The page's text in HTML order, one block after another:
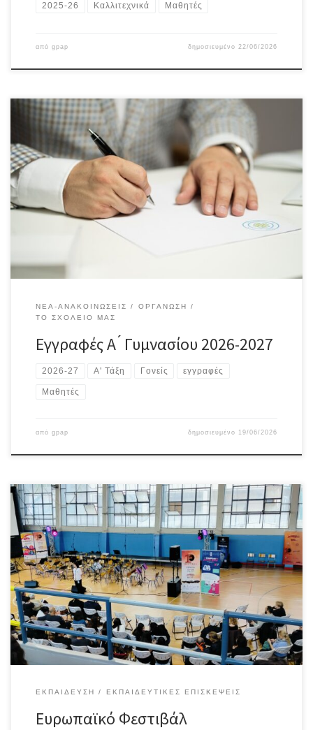
2025-26 Καλλιτεχνικά Μαθητές
από gpap δημοσιευμένο22/06/2026
ΠΡΟΣ ΤΟΥΣ ΓΟΝΕΙΣ ΚΑΙ ΚΗΔΕΜΟΝΕΣ ΤΩΝ ΜΑΘΗΤΩΝ/ΤΡΙΩΝ ΠΟΥ ΘΑ
ΦΟΙΤΗΣΟΥΝ ΣΤΗΝ Α’ ΤΑΞΗ ΓΥΜΝΑΣΙΟΥ Οι γονείς/κηδεμόνες των
μαθητών που θα φοιτήσουν στην Α΄ Γυμνασίου το σχολικό έτος
2026-2027 πρέπει πριν την έναρξη των μαθημάτων να
προσκομίσουν ή να προωθήσουν ηλεκτρονικά στο σχολείο αφού
προηγουμένως έχουν υπογραφεί, τα παρακάτω δικαιολογητικά:
ΝΈΑ-ΑΝΑΚΟΙΝΏΣΕΙΣ
ΟΡΓΆΝΩΣΗ
ΤΟ ΣΧΟΛΕΊΟ ΜΑΣ
Εγγραφές Α ́ Γυμνασίου 2026-2027
2026-27 Α' Τάξη Γονείς εγγραφές
Μαθητές
από gpap δημοσιευμένο 19/06/2026
Οι μαθητές και οι μαθήτριες του σχολικού ραδιοφώνου του 2ου
Γυμνασίου Καισαριανής πραγματοποίησαν από 21 /4/ 2026 έως τις
24/4/2026 εκπαιδευτική εκδρομή στην Κέρκυρα κατά τη διάρκεια
της οποίας είχαν την ευκαιρία να γνωρίσουν από κοντά την
ιστορία, τον πολιτισμό και τα σημαντικά μνημεία του νησιού, αλλά
κυρίως να συμμετάσχουν […]
ΕΚΠΑΊΔΕΥΣΗ ΕΚΠΑΙΔΕΥΤΙΚΈΣ ΕΠΙΣΚΈΨΕΙΣ
Ευρωπαϊκό Φεστιβάλ